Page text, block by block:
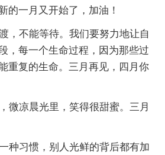
的一月又开始了，加油！
不能等待。我们要努力地让自
，每一个生命过程，因为那些过
重复的生命。三月再见，四月你
凉晨光里，笑得很甜蜜。三月
习惯，别人光鲜的背后都有加